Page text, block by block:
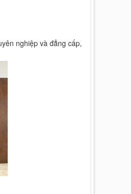
nghiệp và đẳng cấp,